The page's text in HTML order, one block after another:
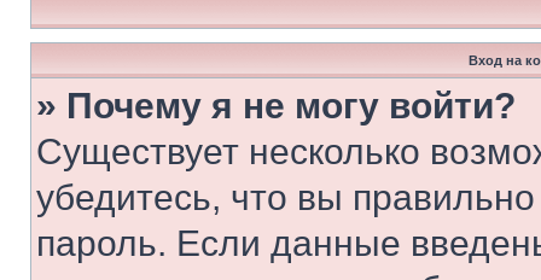
Вход на
» Почему я не могу войти?
Существует несколько
убедитесь, что вы
пароль. Если данные